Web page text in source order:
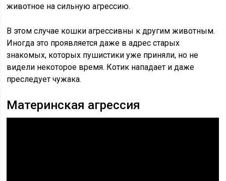
животное на сильную агрессию.
В этом случае кошки агрессивны к другим животным.
Иногда это проявляется даже в адрес старых
знакомых, которых пушистики уже приняли, но не
видели некоторое время. Котик нападает и даже
преследует чужака.
Материнская агрессия